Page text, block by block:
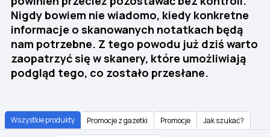
Nigdy bowiem nie wiadomo, kiedy konkretne
informacje o skanowanych notatkach będą
nam potrzebne. Z tego powodu już dziś warto
zaopatrzyć się w skanery, które umożliwiają
podgląd tego, co zostało przesłane.
Wszystkie produkty Promocje z gazetki Promocje Jak szukać?